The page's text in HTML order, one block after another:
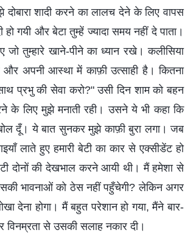
शादी करने का लालच देने के लिए वापस
गयी और बेटा तुम्हें ज्यादा समय नहीं दे पाता।
जो तुम्हारे खाने-पीने का ध्यान रखे। कलीसिया
और अपनी आस्था में काफ़ी उत्साही है। कितना
प्रभु की सेवा करो?" उसी दिन शाम को बहन
के लिए मुझे मनाती रही। उसने ये भी कहा कि
दूँ। ये बात सुनकर मुझे काफ़ी बुरा लगा। जब
लाते हुए हमारी बेटी का कार से एक्सीडेंट हो
दोनों की देखभाल करने आयी थी। मैं हमेशा से
भावनाओं को ठेस नहीं पहुँचेगी? लेकिन अगर
देना होगा। मैं बहुत परेशान हो गया, मैंने बार-
विनम्रता से उसकी सलाह नकार दी।